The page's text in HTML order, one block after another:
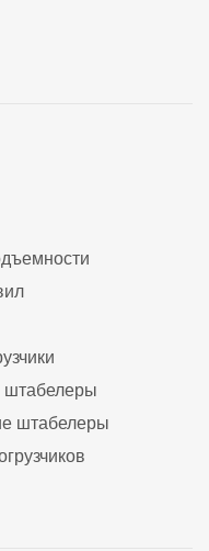
штабелеры
штабелеры